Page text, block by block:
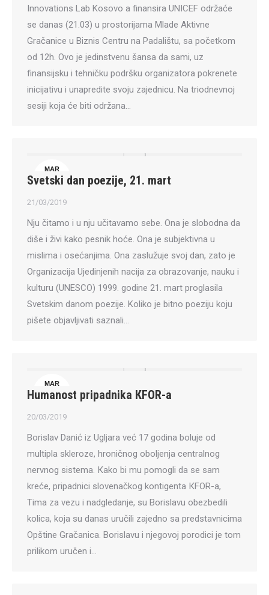
Innovations Lab Kosovo a finansira UNICEF održaće
se danas (21.03) u prostorijama Mlade Aktivne
Gračanice u Biznis Centru na Padalištu, sa početkom
od 12h. Ovo je jedinstvenu šansa da sami, uz
finansijsku i tehničku podršku organizatora pokrenete
inicijativu i unapredite svoju zajednicu. Na triodnevnoj
sesiji koja će biti održana…
MAR
21
Svetski dan poezije, 21. mart
21/03/2019
Nju čitamo i u nju učitavamo sebe. Ona je slobodna da
diše i živi kako pesnik hoće. Ona je subjektivna u
mislima i osećanjima. Ona zaslužuje svoj dan, zato je
Organizacija Ujedinjenih nacija za obrazovanje, nauku i
kulturu (UNESCO) 1999. godine 21. mart proglasila
Svetskim danom poezije. Koliko je bitno poeziju koju
pišete objavljivati saznali…
MAR
20
Humanost pripadnika КFOR-a
20/03/2019
Borislav Danić iz Ugljara već 17 godina boluje od
multipla skleroze, hroničnog oboljenja centralnog
nervnog sistema. Кako bi mu pomogli da se sam
kreće, pripadnici slovenačkog kontigenta КFOR-a,
Tima za vezu i nadgledanje, su Borislavu obezbedili
kolica, koja su danas uručili zajedno sa predstavnicima
Opštine Gračanica. Borislavu i njegovoj porodici je tom
prilikom uručen i…